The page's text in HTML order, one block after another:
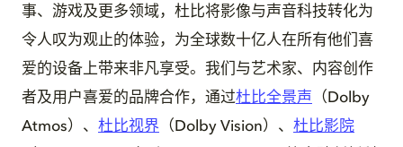
事、游戏及更多领域，杜比将影像与声音科技转化为
令人叹为观止的体验，为全球数十亿人在所有他们喜
爱的设备上带来非凡享受。我们与艺术家、内容创作
者及用户喜爱的品牌合作，通过杜比全景声
（Dolby
Atmos）、 杜比视界 （Dolby Vision）、 杜比影院